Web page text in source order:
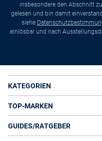
insbesondere den Abschnitt
gelesen und bin damit
siehe
einlösbar und nach
KATEGORIEN
TOP-MARKEN
GUIDES/RATGEBER